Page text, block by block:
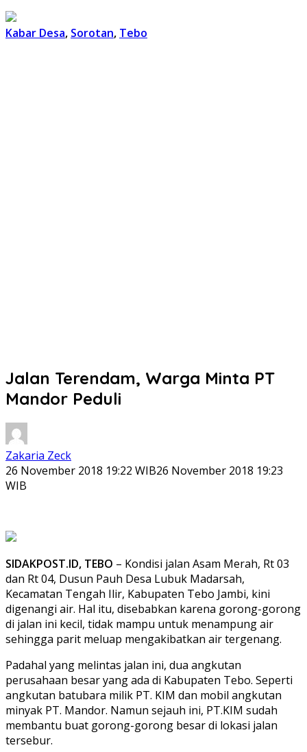
Kabar Desa, Sorotan, Tebo
Jalan Terendam, Warga Minta PT
Mandor Peduli
Zakaria Zeck
26 November 2018 19:22 WIB26 November 2018 19:23
WIB
SIDAKPOST.ID, TEBO – Kondisi jalan Asam Merah, Rt 03
dan Rt 04, Dusun Pauh Desa Lubuk Madarsah,
Kecamatan Tengah Ilir, Kabupaten Tebo Jambi, kini
digenangi air. Hal itu, disebabkan karena gorong-gorong
di jalan ini kecil, tidak mampu untuk menampung air
sehingga parit meluap mengakibatkan air tergenang.
Padahal yang melintas jalan ini, dua angkutan
perusahaan besar yang ada di Kabupaten Tebo. Seperti
angkutan batubara milik PT. KIM dan mobil angkutan
minyak PT. Mandor. Namun sejauh ini, PT.KIM sudah
membantu buat gorong-gorong besar di lokasi jalan
tersebur.